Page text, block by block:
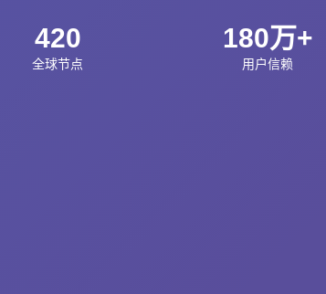
420
全球节点
180万+
用户信赖